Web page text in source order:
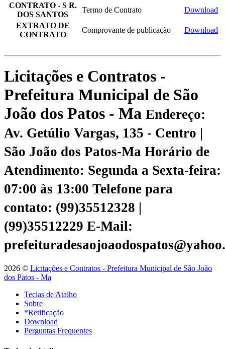
CONTRATO - S R.
DOS SANTOS
Termo de Contrato
Download
EXTRATO DE
CONTRATO
Comprovante de publicação Download
Licitações e Contratos -
Prefeitura Municipal de São
João dos Patos - Ma Endereço:
Av. Getúlio Vargas, 135 - Centro |
São João dos Patos-Ma Horário de
Atendimento: Segunda a Sexta-feira:
07:00 às 13:00 Telefone para
contato: (99)35512328 |
(99)35512229 E-Mail:
2026 © Licitações e Contratos - Prefeitura Municipal de São João
dos Patos - Ma
Teclas de Atalho
Sobre
*Retificação
Download
Perguntas Frequentes